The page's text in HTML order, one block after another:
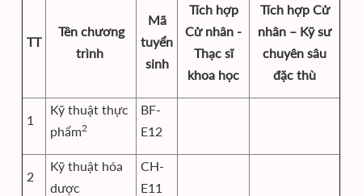
TT
Tên chương
trình
Mã
tuyển
sinh
Tích hợp
Cử nhân -
Thạc sĩ
khoa học
Tích hợp Cử
nhân – Kỹ sư
chuyên sâu
đặc thù
1
Kỹ thuật thực
phẩm2
BF-
E12
2
Kỹ thuật hóa
dược
CH-
E11